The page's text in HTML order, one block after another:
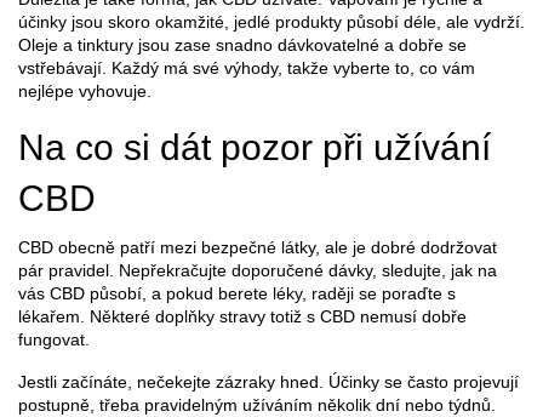
účinky jsou skoro okamžité, jedlé produkty působí déle, ale vydrží.
Oleje a tinktury jsou zase snadno dávkovatelné a dobře se
vstřebávají. Každý má své výhody, takže vyberte to, co vám
nejlépe vyhovuje.
Na co si dát pozor při užívání
CBD
CBD obecně patří mezi bezpečné látky, ale je dobré dodržovat
pár pravidel. Nepřekračujte doporučené dávky, sledujte, jak na
vás CBD působí, a pokud berete léky, raději se poraďte s
lékařem. Některé doplňky stravy totiž s CBD nemusí dobře
fungovat.
Jestli začínáte, nečekejte zázraky hned. Účinky se často projevují
postupně, třeba pravidelným užíváním několik dní nebo týdnů.